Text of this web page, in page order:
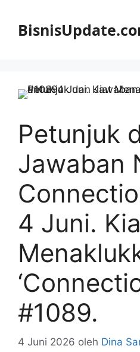
Petunjuk
Jawaban
4 Juni.
#1089.
4 Juni 2026 oleh Dina